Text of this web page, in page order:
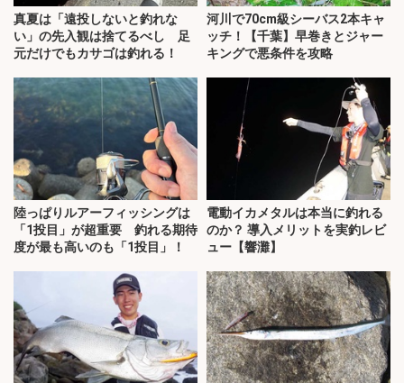
真夏は「遠投しないと釣れな
い」の先入観は捨てるべし 足
元だけでもカサゴは釣れる！
河川で70cm級シーバス2本キャ
ッチ！【千葉】早巻きとジャー
キングで悪条件を攻略
陸っぱりルアーフィッシングは
「1投目」が超重要 釣れる期待
度が最も高いのも「1投目」！
電動イカメタルは本当に釣れる
のか？ 導入メリットを実釣レビ
ュー【響灘】